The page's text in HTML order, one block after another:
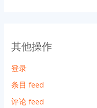
其他操作
登录
条目 feed
评论 feed